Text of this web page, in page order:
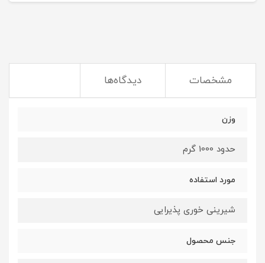
مشخصات دیدگاه‌ها
وزن
حدود 1000 گرم
مورد استفاده
شیرینی خوری پذیرایی
جنس محصول